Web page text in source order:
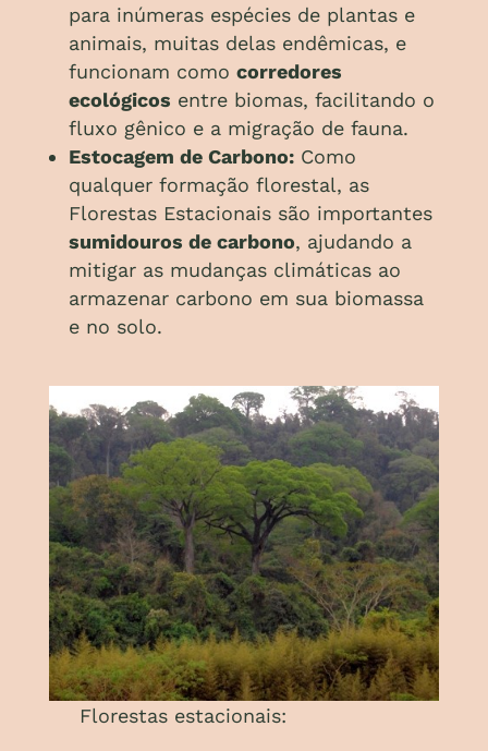
para inúmeras espécies de plantas e
animais, muitas delas endêmicas, e
funcionam como corredores
ecológicos entre biomas, facilitando o
fluxo gênico e a migração de fauna.
Estocagem de Carbono:Como
qualquer formação florestal, as
Florestas Estacionais são importantes
sumidouros de carbono, ajudando a
mitigar as mudanças climáticas ao
armazenar carbono em sua biomassa
e no solo.
Florestas estacionais: